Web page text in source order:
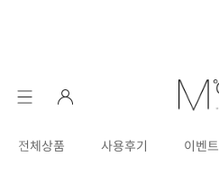
전체상품 사용후기 이벤트